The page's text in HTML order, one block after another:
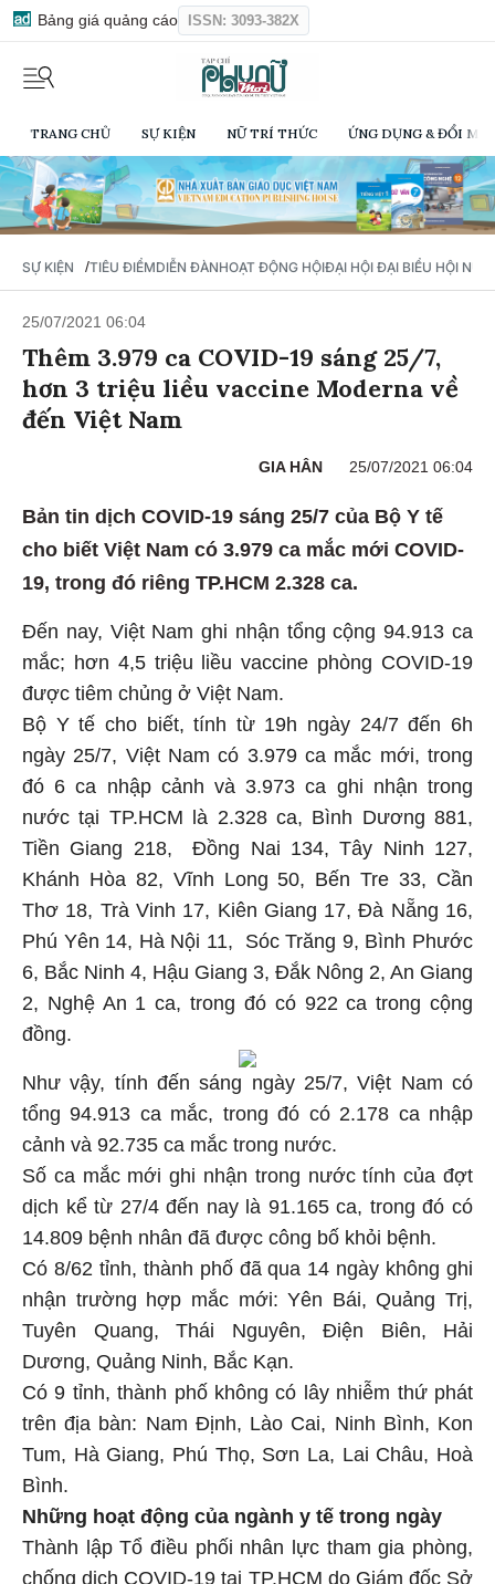
Bảng giá quảng cáo ISSN: 3093-382X
TRANG CHỦ SỰ KIỆN NỮ TRÍ THỨC ỨNG DỤNG & ĐỔI
SỰ KIỆN / TIÊU ĐIỂMDIỄN ĐÀNHOẠT ĐỘNG HỘIĐẠI HỘI ĐẠI BIỂU HỘI NỮ
25/07/2021 06:04
Thêm 3.979 ca COVID-19 sáng 25/7,
hơn 3 triệu liều vaccine Moderna về
đến Việt Nam
GIA HÂN 25/07/2021 06:04
Bản tin dịch COVID-19 sáng 25/7 của Bộ Y tế
cho biết Việt Nam có 3.979 ca mắc mới COVID-
19, trong đó riêng TP.HCM 2.328 ca.
Đến nay, Việt Nam ghi nhận tổng cộng 94.913 ca
mắc; hơn 4,5 triệu liều vaccine phòng COVID-19
được tiêm chủng ở Việt Nam.
Bộ Y tế cho biết, tính từ 19h ngày 24/7 đến 6h
ngày 25/7, Việt Nam có 3.979 ca mắc mới, trong
đó 6 ca nhập cảnh và 3.973 ca ghi nhận trong
nước tại TP.HCM là 2.328 ca, Bình Dương 881,
Tiền Giang 218, Đồng Nai 134, Tây Ninh 127,
Khánh Hòa 82, Vĩnh Long 50, Bến Tre 33, Cần
Thơ 18, Trà Vinh 17, Kiên Giang 17, Đà Nẵng 16,
Phú Yên 14, Hà Nội 11, Sóc Trăng 9, Bình Phước
6, Bắc Ninh 4, Hậu Giang 3, Đắk Nông 2, An Giang
2, Nghệ An 1 ca, trong đó có 922 ca trong cộng
đồng.
Như vậy, tính đến sáng ngày 25/7, Việt Nam có
tổng 94.913 ca mắc, trong đó có 2.178 ca nhập
cảnh và 92.735 ca mắc trong nước.
Số ca mắc mới ghi nhận trong nước tính của đợt
dịch kể từ 27/4 đến nay là 91.165 ca, trong đó có
14.809 bệnh nhân đã được công bố khỏi bệnh.
Có 8/62 tỉnh, thành phố đã qua 14 ngày không ghi
nhận trường hợp mắc mới: Yên Bái, Quảng Trị,
Tuyên Quang, Thái Nguyên, Điện Biên, Hải
Dương, Quảng Ninh, Bắc Kạn.
Có 9 tỉnh, thành phố không có lây nhiễm thứ phát
trên địa bàn: Nam Định, Lào Cai, Ninh Bình, Kon
Tum, Hà Giang, Phú Thọ, Sơn La, Lai Châu, Hoà
Bình.
Những hoạt động của ngành y tế trong ngày
Thành lập Tổ điều phối nhân lực tham gia phòng,